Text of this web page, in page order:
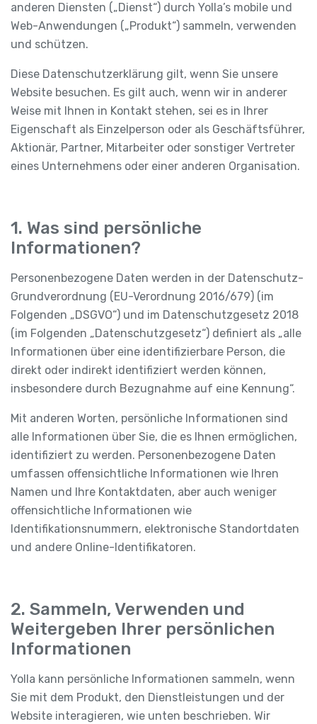
anderen Diensten („Dienst“) durch Yolla’s mobile und
Web-Anwendungen („Produkt“) sammeln, verwenden
und schützen.
Diese Datenschutzerklärung gilt, wenn Sie unsere
Website besuchen. Es gilt auch, wenn wir in anderer
Weise mit Ihnen in Kontakt stehen, sei es in Ihrer
Eigenschaft als Einzelperson oder als Geschäftsführer,
Aktionär, Partner, Mitarbeiter oder sonstiger Vertreter
eines Unternehmens oder einer anderen Organisation.
1. Was sind persönliche
Informationen?
Personenbezogene Daten werden in der Datenschutz-
Grundverordnung (EU-Verordnung 2016/679) (im
Folgenden „DSGVO“) und im Datenschutzgesetz 2018
(im Folgenden „Datenschutzgesetz“) definiert als „alle
Informationen über eine identifizierbare Person, die
direkt oder indirekt identifiziert werden können,
insbesondere durch Bezugnahme auf eine Kennung“.
Mit anderen Worten, persönliche Informationen sind
alle Informationen über Sie, die es Ihnen ermöglichen,
identifiziert zu werden. Personenbezogene Daten
umfassen offensichtliche Informationen wie Ihren
Namen und Ihre Kontaktdaten, aber auch weniger
offensichtliche Informationen wie
Identifikationsnummern, elektronische Standortdaten
und andere Online-Identifikatoren.
2. Sammeln, Verwenden und
Weitergeben Ihrer persönlichen
Informationen
Yolla kann persönliche Informationen sammeln, wenn
Sie mit dem Produkt, den Dienstleistungen und der
Website interagieren, wie unten beschrieben. Wir